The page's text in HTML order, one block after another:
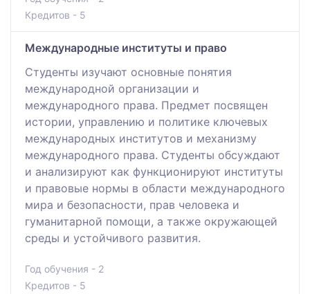
Кредитов - 5
Международные институты и право
Студенты изучают основные понятия
международной организации и
международного права. Предмет посвящен
истории, управлению и политике ключевых
международных институтов и механизму
международного права. Студенты обсуждают
и анализируют как функционируют институты
и правовые нормы в области международного
мира и безопасности, прав человека и
гуманитарной помощи, а также окружающей
среды и устойчивого развития.
Год обучения - 2
Кредитов - 5